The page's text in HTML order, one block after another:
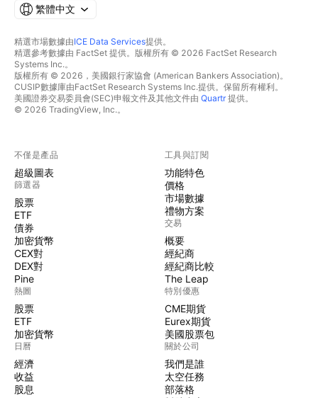
繁體中文
精選市場數據由ICE Data Services提供。
精選參考數據由 FactSet 提供。版權所有 © 2026 FactSet Research
Systems Inc.。
版權所有 © 2026，美國銀行家協會 (American Bankers Association)。
CUSIP數據庫由FactSet Research Systems Inc.提供。保留所有權利。
美國證券交易委員會(SEC)申報文件及其他文件由 Quartr提供。
© 2026 TradingView, Inc.。
不僅是產品
超級圖表
篩選器
股票
ETF
債券
加密貨幣
CEX對
DEX對
Pine
熱圖
股票
ETF
加密貨幣
日曆
經濟
收益
股息
工具與訂閱
功能特色
價格
市場數據
禮物方案
交易
概要
經紀商
經紀商比較
The Leap
特別優惠
CME期貨
Eurex期貨
美國股票包
關於公司
我們是誰
太空任務
部落格